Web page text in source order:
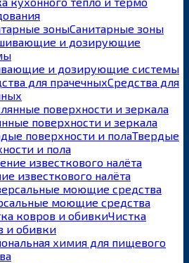
Санитарные зоны
и дозирующие системы
Средства для
поверхности и зеркала
Твердые
и пола
известкового налёта
моющие средства
Чистка
и обивки